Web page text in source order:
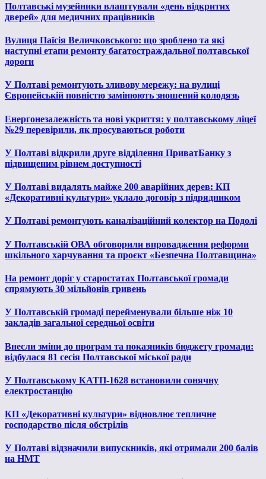
Полтавські музейники влаштували «день відкритих
дверей» для медичних працівників
Вулиця Паїсія Величковського: що зроблено та які
наступні етапи ремонту багатостраждальної полтавської
дороги
У Полтаві ремонтують зливову мережу: на вулиці
Європейській повністю замінюють зношений колодязь
Енергонезалежність та нові укриття: у полтавському ліцеї
№29 перевірили, як просуваються роботи
У Полтаві відкрили друге відділення ПриватБанку з
підвищеним рівнем доступності
У Полтаві видалять майже 200 аварійних дерев: КП
«Декоративні культури» уклало договір з підрядником
У Полтаві ремонтують каналізаційний колектор на Подолі
У Полтавській ОВА обговорили впровадження реформи
шкільного харчування та проєкт «Безпечна Полтавщина»
На ремонт доріг у старостатах Полтавської громади
спрямують 30 мільйонів гривень
У Полтавській громаді перейменували більше ніж 10
закладів загальної середньої освіти
Внесли зміни до програм та показників бюджету громади:
відбулася 81 сесія Полтавської міської ради
У Полтавському КАТП-1628 встановили сонячну
електростанцію
КП «Декоративні культури» відновлює тепличне
господарство після обстрілів
У Полтаві відзначили випускників, які отримали 200 балів
на НМТ